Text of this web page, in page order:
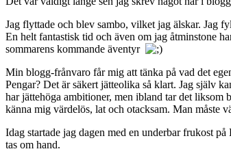
Jag flyttade och blev sambo, vilket jag älskar. Jag
En helt fantastisk tid och även om jag åtminstone
sommarens kommande äventyr
Min blogg-frånvaro får mig att tänka på vad det
Pengar? Det är säkert jätteolika så klart. Jag själv
har jättehöga ambitioner, men ibland tar det liksom
känna mig värdelös, lat och otacksam. Man måste
Idag startade jag dagen med en underbar frukost
tas om hand.